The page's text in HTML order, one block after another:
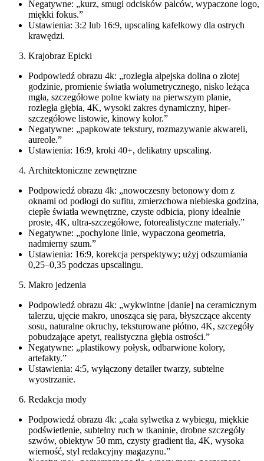
Negatywne: „kurz, smugi odcisków palców, wypaczone logo,
miękki fokus.”
Ustawienia: 3:2 lub 16:9, upscaling kafelkowy dla ostrych
krawędzi.
Krajobraz Epicki
Podpowiedź obrazu 4k: „rozległa alpejska dolina o złotej
godzinie, promienie światła wolumetrycznego, nisko leżąca
mgła, szczegółowe polne kwiaty na pierwszym planie,
rozległa głębia, 4K, wysoki zakres dynamiczny, hiper-
szczegółowe listowie, kinowy kolor.”
Negatywne: „papkowate tekstury, rozmazywanie akwareli,
aureole.”
Ustawienia: 16:9, kroki 40+, delikatny upscaling.
Architektoniczne zewnętrzne
Podpowiedź obrazu 4k: „nowoczesny betonowy dom z
oknami od podłogi do sufitu, zmierzchowa niebieska godzina,
ciepłe światła wewnętrzne, czyste odbicia, piony idealnie
proste, 4K, ultra-szczegółowe, fotorealistyczne materiały.”
Negatywne: „pochylone linie, wypaczona geometria,
nadmierny szum.”
Ustawienia: 16:9, korekcja perspektywy; użyj odszumiania
0,25–0,35 podczas upscalingu.
Makro jedzenia
Podpowiedź obrazu 4k: „wykwintne [danie] na ceramicznym
talerzu, ujęcie makro, unosząca się para, błyszczące akcenty
sosu, naturalne okruchy, teksturowane płótno, 4K, szczegóły
pobudzające apetyt, realistyczna głębia ostrości.”
Negatywne: „plastikowy połysk, odbarwione kolory,
artefakty.”
Ustawienia: 4:5, wyłączony detailer twarzy, subtelne
wyostrzanie.
Redakcja mody
Podpowiedź obrazu 4k: „cała sylwetka z wybiegu, miękkie
podświetlenie, subtelny ruch w tkaninie, drobne szczegóły
szwów, obiektyw 50 mm, czysty gradient tła, 4K, wysoka
wierność, styl redakcyjny magazynu.”